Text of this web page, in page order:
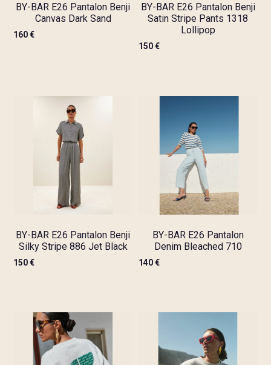
BY-BAR E26 Pantalon Benji
Canvas Dark Sand
160€
BY-BAR E26 Pantalon Benji
Satin Stripe Pants 1318
Lollipop
150€
BY-BAR E26 Pantalon Benji
Silky Stripe 886 Jet Black
150€
BY-BAR E26 Pantalon
Denim Bleached 710
140€